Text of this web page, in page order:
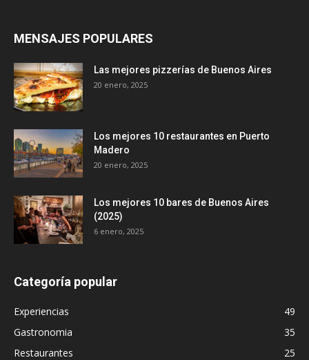
MENSAJES POPULARES
Las mejores pizzerías de Buenos Aires
20 enero, 2025
Los mejores 10 restaurantes en Puerto
Madero
20 enero, 2025
Los mejores 10 bares de Buenos Aires
(2025)
6 enero, 2025
Categoría popular
Experiencias
49
Gastronomia
35
Restaurantes
25